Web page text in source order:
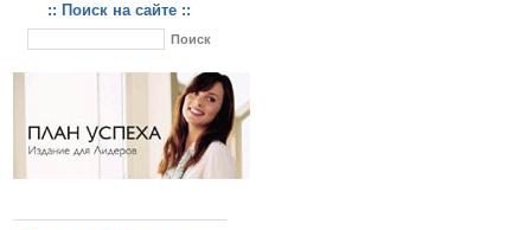
:: Поиск на сайте ::